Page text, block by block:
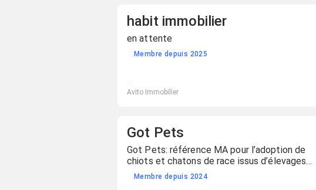
habit immobilier
en attente
Membre depuis 2025
Avito Immobilier
Got Pets
Got Pets: référence MA pour l’adoption de
chiots et chatons de race issus d’élevages
certifiés.
Membre depuis 2024